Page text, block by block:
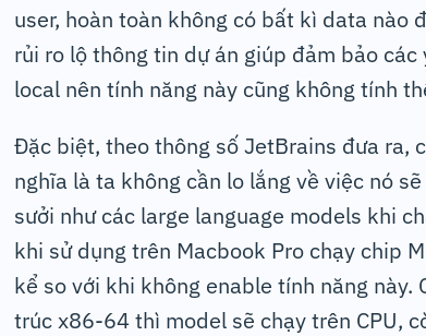
user, hoàn toàn không có bất kì data nào
rủi ro lộ thông tin dự án giúp đảm bảo
local nên tính năng này cũng không tính
Đặc biệt, theo thông số JetBrains đưa ra,
nghĩa là ta không cần lo lắng về việc nó
sưởi như các large language models khi
khi sử dụng trên Macbook Pro chạy chip
kể so với khi không enable tính năng
trúc x86-64 thì model sẽ chạy trên CPU,